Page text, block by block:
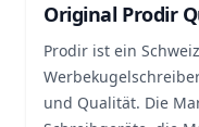
Original Prodir
Prodir ist ein
und Qualität. Die